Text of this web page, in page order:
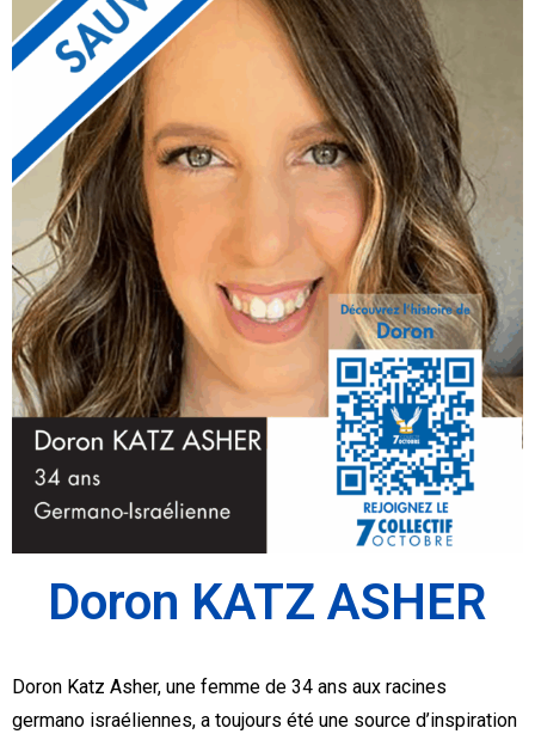
Doron KATZ ASHER
Doron Katz Asher, une femme de 34 ans aux racines
germano israéliennes, a toujours été une source d’inspiration